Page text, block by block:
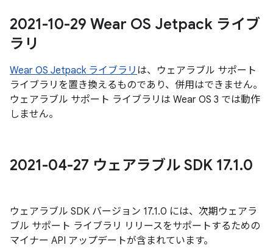
2021-10-29 Wear OS Jetpack ライブ
ラリ
Wear OS Jetpack ライブラリ は、ウェアラブル サポート
ライブラリを置き換えるものであり、併用はできません。
ウェアラブル サポート ライブラリは Wear OS 3 では動作
しません。
2021-04-27 ウェアラブル SDK 17.1.0
ウェアラブル SDK バージョン 17.1.0 には、次期ウェアラ
ブル サポート ライブラリ リリースをサポートするための
マイナー API アップデートが含まれています。